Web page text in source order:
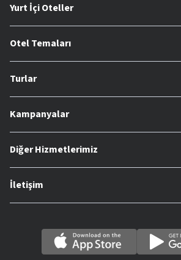
Yurt İçi Oteller
Otel Temaları
Turlar
Kampanyalar
Diğer Hizmetlerimiz
İletişim